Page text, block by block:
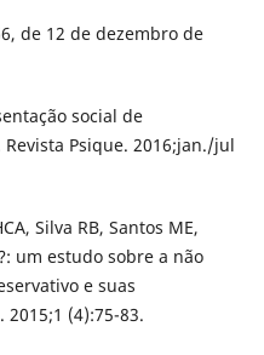
de 12 de dezembro de
social de
Psique. 2016;jan./jul
Silva RB, Santos ME,
um estudo sobre a não
e suas
2015;1 (4):75-83.